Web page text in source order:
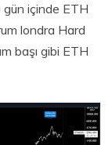
içinde ETH
londra Hard
başı gibi ETH